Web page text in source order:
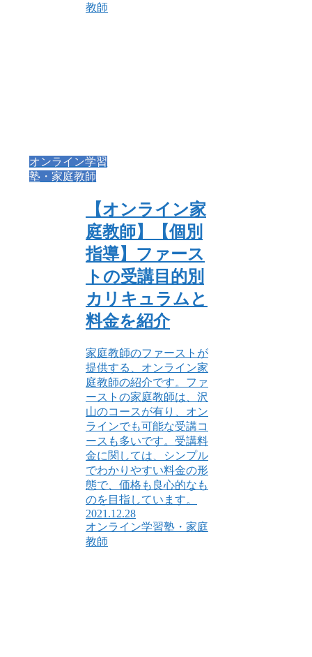
教師
オンライン学習
塾・家庭教師
【オンライン家
庭教師】【個別
指導】ファース
トの受講目的別
カリキュラムと
料金を紹介
家庭教師のファーストが
提供する、オンライン家
庭教師の紹介です。ファ
ーストの家庭教師は、沢
山のコースが有り、オン
ラインでも可能な受講コ
ースも多いです。受講料
金に関しては、シンプル
でわかりやすい料金の形
態で、価格も良心的なも
のを目指しています。
2021.12.28
オンライン学習塾・家庭
教師